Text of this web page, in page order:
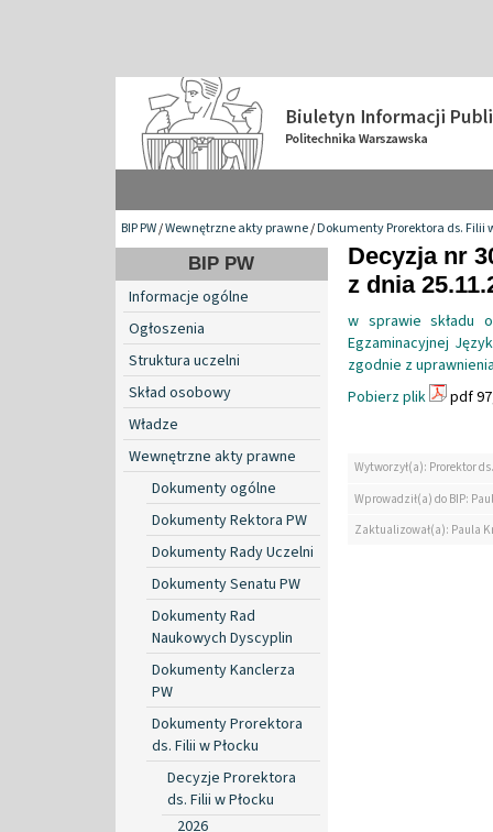
BIP PW/Wewnętrzne akty prawne/Dokumenty Prorektora ds. Filii
BIP PW
Informacje ogólne
Ogłoszenia
Struktura uczelni
Skład osobowy
Władze
Wewnętrzne akty prawne
Dokumenty ogólne
Dokumenty Rektora PW
Dokumenty Rady Uczelni
Dokumenty Senatu PW
Dokumenty Rad
Naukowych Dyscyplin
Dokumenty Kanclerza
PW
Dokumenty Prorektora
ds. Filii w Płocku
Decyzje Prorektora
ds. Filii w Płocku
2026
Decyzja nr
z dnia
w sprawie składu
Egzaminacyjnej
zgodnie z
Pobierz plik
pdf
Wytworzył(a): Prorektor
Wprowadził(a) do BIP:
Zaktualizował(a): Paula